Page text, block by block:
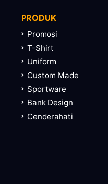
PRODUK
Promosi
T-Shirt
Uniform
Custom Made
Sportware
Bank Design
Cenderahati